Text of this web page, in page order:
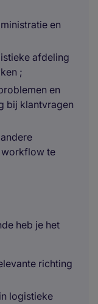
en
afdeling
;
en
bij klantvragen
workflow te
heb je het
richting
logistieke